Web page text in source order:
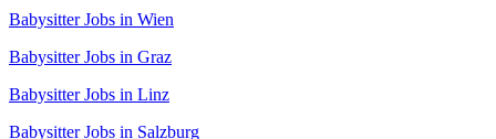
Babysitter Jobs in Wien
Babysitter Jobs in Graz
Babysitter Jobs in Linz
Babysitter Jobs in Salzburg